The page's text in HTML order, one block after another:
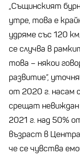
„Същинският
утре, това е
удряме със 120
се случва в
това – някои
развитие“,
от 2020 г. насам
срещат невиждан
2021 г. над 50%
възраст в
че се чувства